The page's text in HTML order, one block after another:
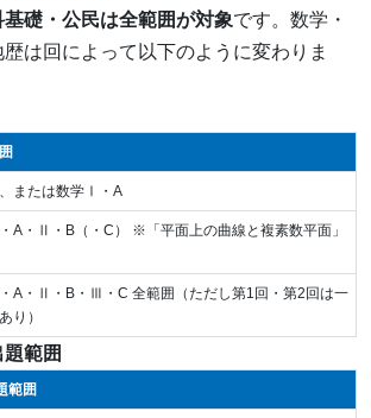
礎・公民は全範囲が対象です。数学・
は回によって以下のように変わりま
または数学Ⅰ・A
A・Ⅱ・B（・C） ※「平面上の曲線と複素数平面」
A・Ⅱ・B・Ⅲ・C 全範囲（ただし第1回・第2回は一
り）
範囲
範囲